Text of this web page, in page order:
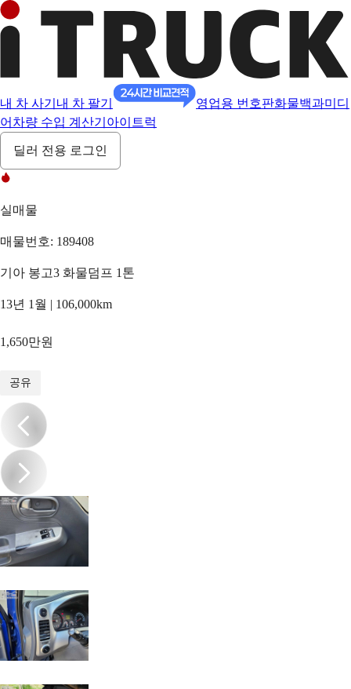
내 차 사기 내 차 팔기 영업용 번호판화물백과미디
어 차량 수입 계산기 아이트럭
딜러 전용 로그인
실매물
매물번호: 189408
기아 봉고3 화물덤프 1톤
13년 1월 | 106,000km
1,650만원
공유
/17